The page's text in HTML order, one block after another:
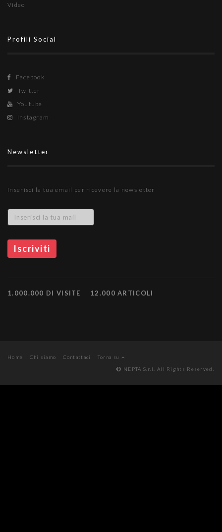
Video
Profili Social
Facebook
Twitter
Youtube
Instagram
Newsletter
Inserisci la tua email per ricevere la newsletter
1.000.000 DI VISITE 12.000 ARTICOLI
Home Chi siamo Contattaci
Torna su
NEPTA S.r.l. All Rights Reserved.